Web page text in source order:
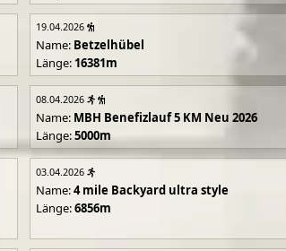
19.04.2026
Name: Betzelhübel
Länge: 16381m
08.04.2026
Name: MBH Benefizlauf 5 KM Neu 2026
Länge:5000m
03.04.2026
Name:4 mile Backyard ultra style
Länge:6856m